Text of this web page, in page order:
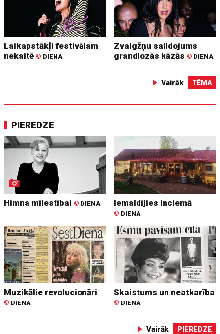
Laikapstākļi festivālam
nekaitē © DIENA
Zvaigžņu salidojums
grandiozās kāzās © DIENA
Vairāk TĒMA
PIEREDZE
Himna mīlestībai © DIENA Iemaldījies Inciemā
© DIENA
Muzikālie revolucionāri
© DIENA
Skaistums un neatkarība
© DIENA
Vairāk PIEREDZE